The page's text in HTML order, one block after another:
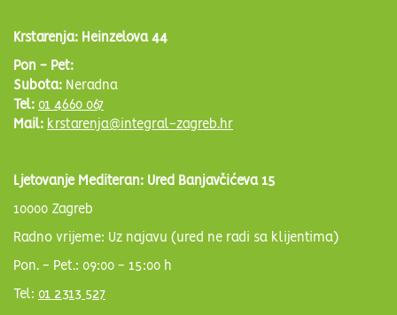
Krstarenja: Heinzelova 44
Pon - Pet:
Subota: Neradna
Tel: 01 4660 067
Mail: krstarenja@integral-zagreb.hr
Ljetovanje Mediteran: Ured Banjavčićeva 15
10000 Zagreb
Radno vrijeme: Uz najavu (ured ne radi sa klijentima)
Pon. - Pet.: 09:00 - 15:00 h
Tel: 01 2313 527